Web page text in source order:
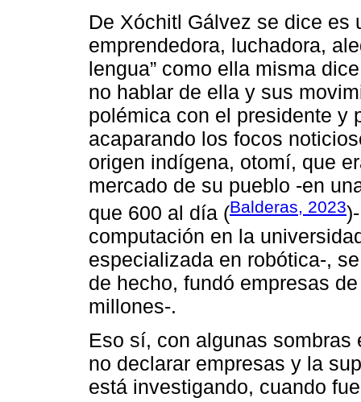
De Xóchitl Gálvez se dice es
emprendedora, luchadora,
lengua” como ella misma
no hablar de ella y sus
polémica con el presidente y
acaparando los focos
origen indígena, otomí, que
mercado de su pueblo -en
que 600 al día (Balderas, 2023
computación en la
especializada en robótica-,
de hecho, fundó empresas
millones-.
Eso sí, con algunas
no declarar empresas y la
está investigando, cuando